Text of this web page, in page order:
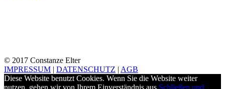
© 2017 Constanze Elter
IMPRESSUM | DATENSCHUTZ | AGB
Diese Website benutzt Cookies. Wenn Sie die Website weiter
nutzen, gehen wir von Ihrem Einverständnis aus.Schließen und